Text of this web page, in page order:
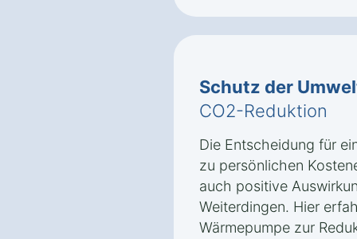
Schutz der
CO2-Reduktion
Die Entscheidung für
zu persönlichen
auch positive
Weiterdingen. Hier
Wärmepumpe zur